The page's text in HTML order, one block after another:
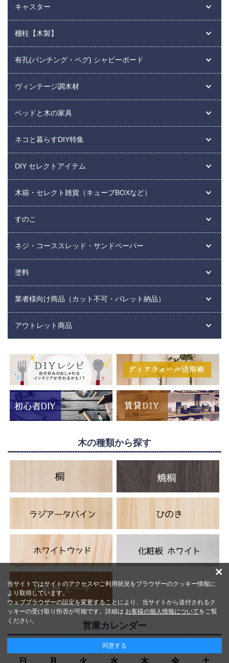
キャスター
棚柱【木製】
有孔(パンチング・ペグ) シャビーボード
ヴィンテージ調木材
ベッドと木の家具
ネコと暮らすDIY特集
DIY セレクトアイテム
木箱・セレクト雑貨（キューブBOXなど）
すのこ
ネジ・コーススレッド・サンドペーパー
塗料
業者様向け商品（カット不可・パレット納品）
アウトレット商品
木の種類から探す
営業カレンダー
日
月 火 水 木 金 土
当サイトではサイトのアクセスやご利用状況をブラウザーのクッキー情報に
より取得しています。
ウェブブラウザーの設定を変更することにより、当サイトから送付されるク
ッキーの受け取り拒否が可能です。詳細は お客様の個人情報についてをご覧
ください。
同意する
×